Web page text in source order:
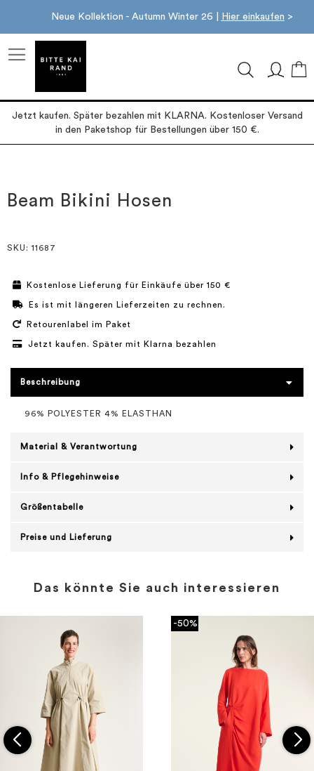
Neue Kollektion - Autumn Winter 26 | Hier einkaufen >
Jetzt kaufen. Später bezahlen mit KLARNA. Kostenloser Versand
in den Paketshop für Bestellungen über 150 €.
der
Bildgalerie
der
Bildgalerie
Beam Bikini Hosen
SKU : 11687
Kostenlose Lieferung für Einkäufe über 150 €
Es ist mit längeren Lieferzeiten zu rechnen.
Retourenlabel im Paket
Jetzt kaufen. Später mit Klarna bezahlen
Beschreibung
96% POLYESTER 4% ELASTHAN
Material & Verantwortung
Info & Pflegehinweise
Größentabelle
Preise und Lieferung
Das könnte Sie auch interessieren
-50%